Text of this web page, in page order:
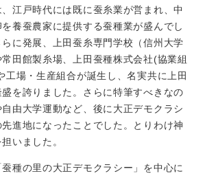
江戸時代には既に蚕糸業が営まれ、中
養蚕農家に提供する蚕種業が盛んでし
に発展、上田蚕糸専門学校（信州大学
田館製糸場、上田蚕種株式会社(協業組
工場・生産組合が誕生し、名実共に上田
を誇りました。さらに特筆すべきなの
由大学運動など、後に大正デモクラシ
進地になったことでした。とりわけ神
いました。
種の里の大正デモクラシー」を中心に